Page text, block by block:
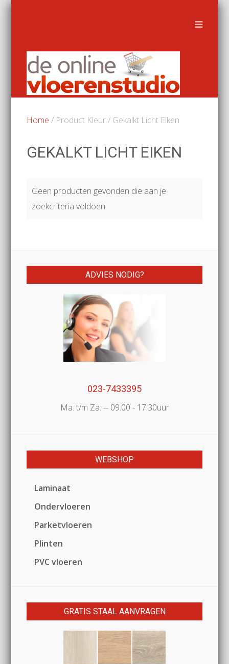
Home / Product Kleur / Gekalkt Licht Eiken
GEKALKT LICHT EIKEN
Geen producten gevonden die aan je
zoekcriteria voldoen.
ADVIES NODIG?
023-7433395
Ma. t/m Za. -- 09.00 - 17.30uur
WEBSHOP
Laminaat
Ondervloeren
Parketvloeren
Plinten
PVC vloeren
GRATIS STAAL AANVRAGEN